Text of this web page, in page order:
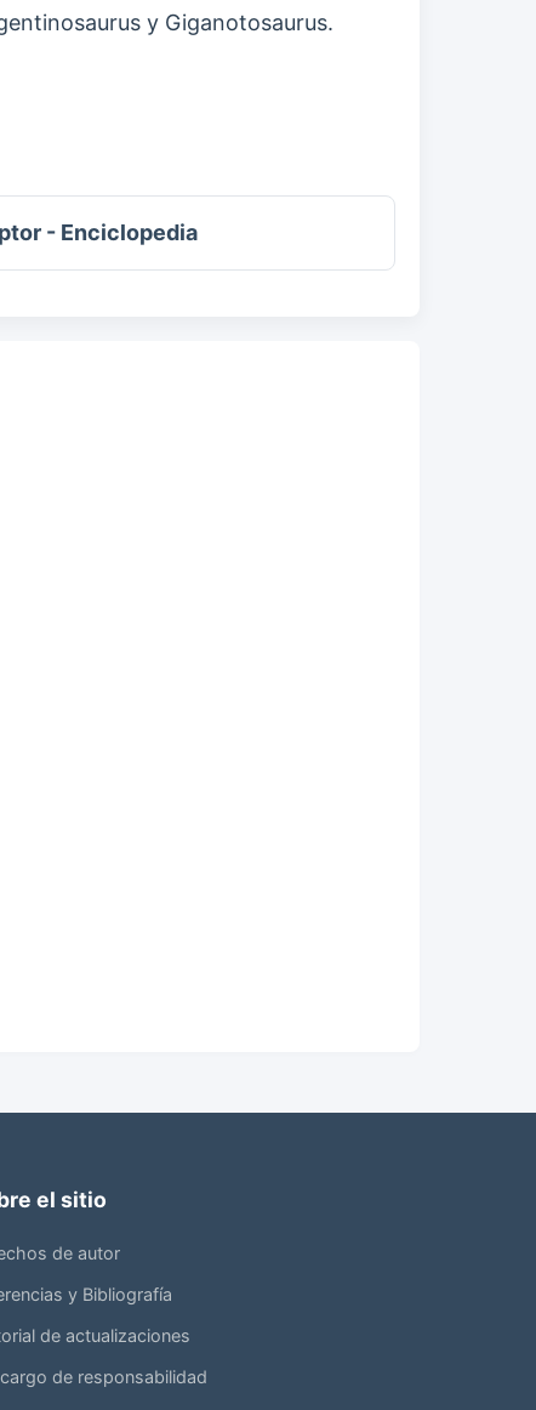
y Giganotosaurus.
- Enciclopedia
el sitio
de autor
y Bibliografía
de actualizaciones
de responsabilidad